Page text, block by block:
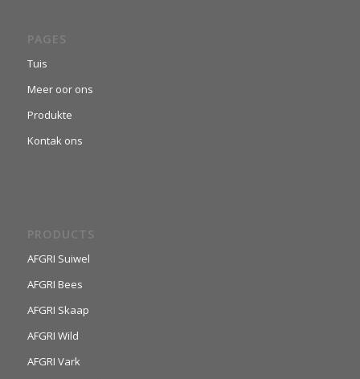
PAGES
Tuis
Meer oor ons
Produkte
Kontak ons
PRODUCTS
AFGRI Suiwel
AFGRI Bees
AFGRI Skaap
AFGRI Wild
AFGRI Vark